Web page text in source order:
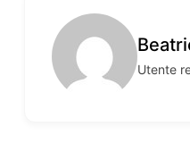
Utente